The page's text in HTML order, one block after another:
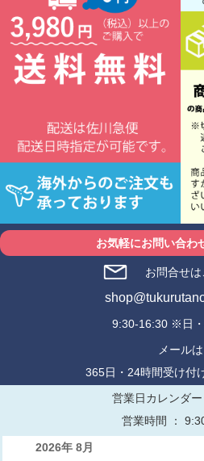
お気軽にお問い合わ
お問合せは
9:30-16:30 ※日
メールは
365日・24時間受け付
営業日カレンダー
営業時間 ：
2026年 8月